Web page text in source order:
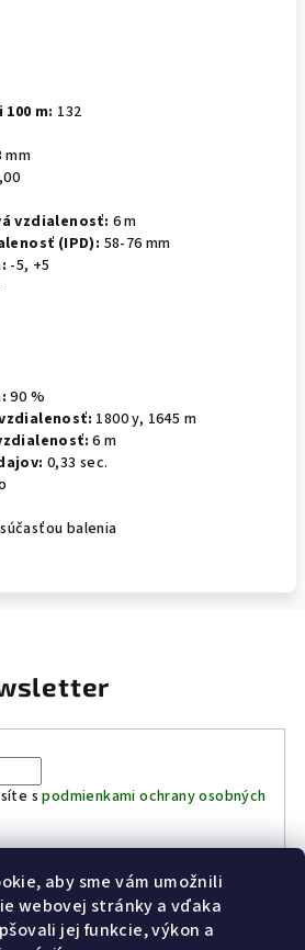
aby sme vám umožnili
webovej stránky a vďaka
jej funkcie, výkon a
m: 132
mm
vzdialenosť: 6 m
(IPD): 58-76 mm
-5, +5
90 %
1800 y, 1645 m
6 m
0,33 sec.
balenia
spodmienkami ochrany osobných